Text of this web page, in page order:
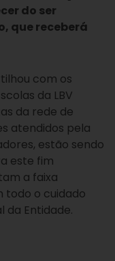
do ser
que receberá
com os
da LBV
da rede de
atendidos pela
estão sendo
este fim
a faixa
todo o cuidado
da Entidade.